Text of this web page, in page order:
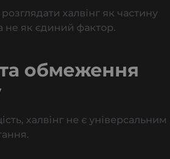
халвінг як частину
не як єдиний фактор.
обмеження
халвінг не є універсальним